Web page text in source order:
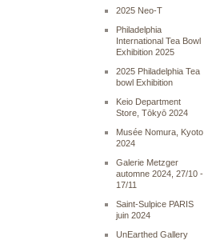
2025 Neo-T
Philadelphia
International Tea Bowl
Exhibition 2025
2025 Philadelphia Tea
bowl Exhibition
Keio Department
Store, Tōkyō 2024
Musée Nomura, Kyoto
2024
Galerie Metzger
automne 2024, 27/10 -
17/11
Saint-Sulpice PARIS
juin 2024
UnEarthed Gallery